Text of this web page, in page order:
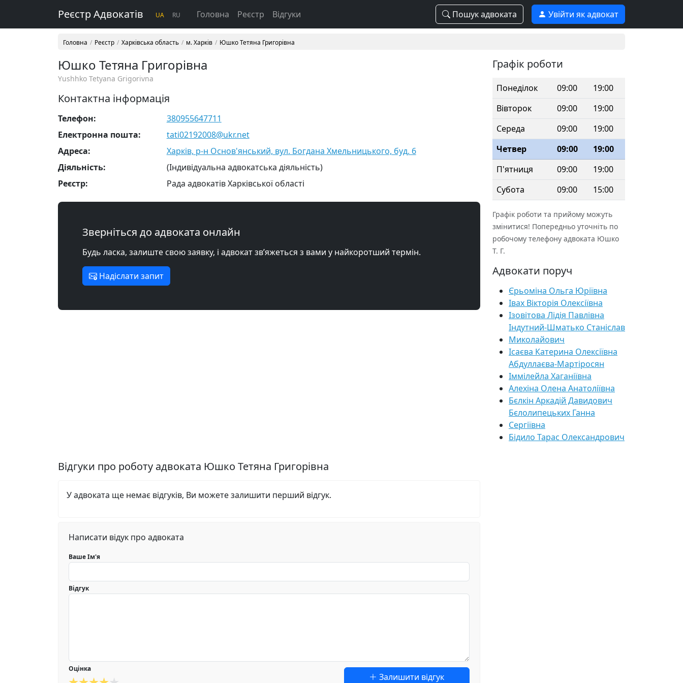
Реєстр Адвокатів UA RU Головна Реєстр Відгуки Пошук адвоката Увійти як адвокат
Головна Реєстр Харківська область м. Харків Юшко Тетяна Григорівна
Юшко Тетяна Григорівна
Yushhko Tetyana Grigorivna
Контактна інформація
Телефон:
380955647711
Електронна пошта:
tati02192008@ukr.net
Адреса:
Харків, р-н Основ'янський, вул. Богдана Хмельницького, буд. 6
Діяльність:
(Індивідуальна адвокатська діяльність)
Реєстр:
Рада адвокатів Харківської області
Зверніться до адвоката онлайн
Будь ласка, залиште свою заявку, і адвокат зв’яжеться з вами у найкоротший термін.
Надіслати запит
Відгуки про роботу адвоката Юшко Тетяна Григорівна
У адвоката ще немає відгуків, Ви можете залишити перший відгук.
Написати відук про адвоката
Ваше Ім'я
Відгук
Оцінка
Залишити відгук
Графік роботи
Понеділок 09:00
19:00
Вівторок
09:00
19:00
Середа
09:00
19:00
Четвер
09:00
19:00
П'ятниця
09:00
19:00
Субота
09:00 15:00
Графік роботи та прийому можуть
змінитися! Попередньо уточніть по
робочому телефону адвоката Юшко
Т. Г.
Адвокати поруч
Єрьоміна Ольга Юріївна
Івах Вікторія Олексіївна
Ізовітова Лідія Павлівна
Індутний-Шматько Станіслав
Миколайович
Ісаєва Катерина Олексіївна
Абдуллаєва-Мартіросян
Іммілейла Хаганіївна
Алехіна Олена Анатоліївна
Бєлкін Аркадій Давидович
Бєлолипецьких Ганна
Сергіївна
Бідило Тарас Олександрович